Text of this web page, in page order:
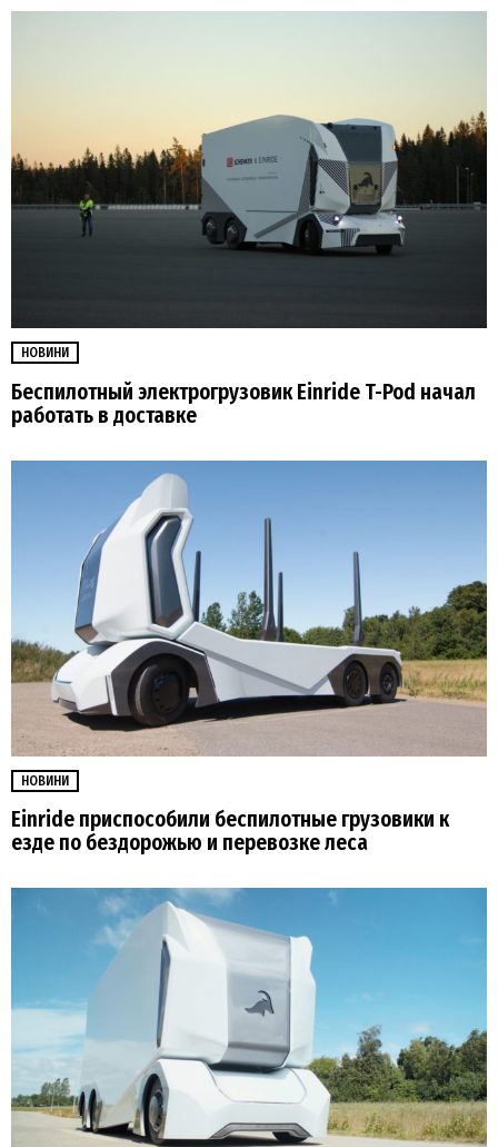
НОВИНИ
Беспилотный электрогрузовик Einride T-Pod начал
работать в доставке
НОВИНИ
Einride приспособили беспилотные грузовики к
езде по бездорожью и перевозке леса